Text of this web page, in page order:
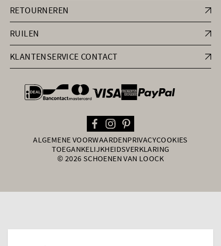
RETOURNEREN
RUILEN
KLANTENSERVICE CONTACT
general.paymentOptions
ALGEMENE VOORWAARDENPRIVACYCOOKIES
TOEGANKELIJKHEIDSVERKLARING
© 2026 SCHOENEN VAN LOOCK